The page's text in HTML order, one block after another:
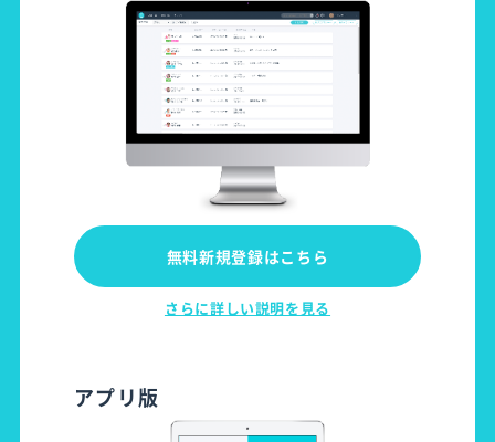
無料新規登録はこちら
さらに詳しい説明を見る
アプリ版